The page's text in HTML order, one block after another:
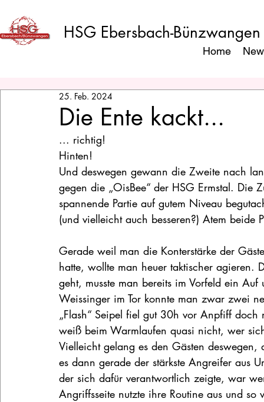
HSG Ebersbach-Bünzwangen
Home
Die Ente kackt...
25. Feb. 2024
... richtig!
Hinten!
Und deswegen gewann die Zweite nach
gegen die „OisBee“ der HSG Ermstal.
spannende Partie auf gutem Niveau
(und vielleicht auch besseren?) Atem beide
Gerade weil man die Konterstärke der
hatte, wollte man heuer taktischer
geht, musste man bereits im Vorfeld ein
Weissinger im Tor konnte man zwar zwei
„Flash“ Seipel fiel gut 30h vor Anpfiff
weiß beim Warmlaufen quasi nicht, wer
Vielleicht gelang es den Gästen
es dann gerade der stärkste Angreifer aus
der sich dafür verantwortlich zeigte, war
Angriffsseite nutzte ihre Routine aus und